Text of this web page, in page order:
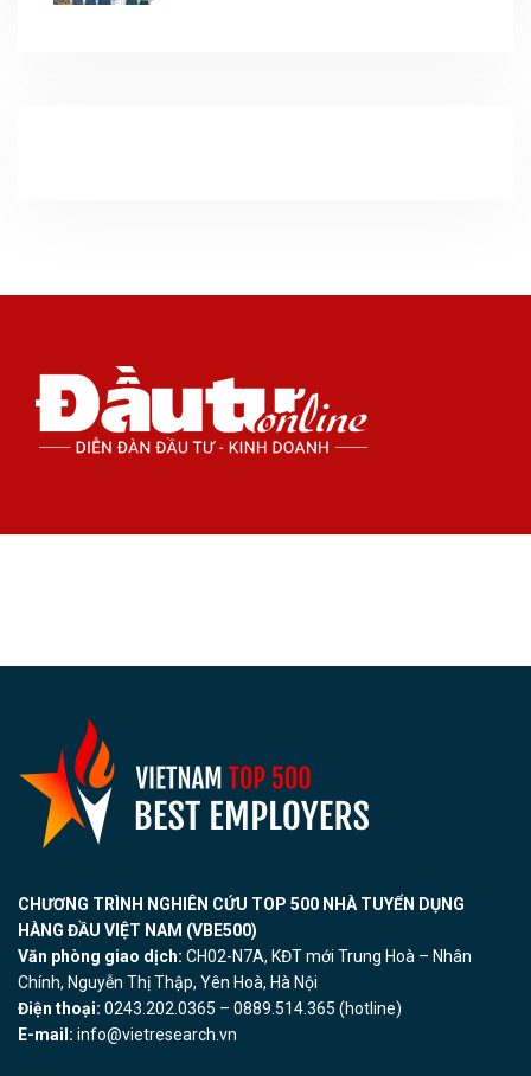
CHƯƠNG TRÌNH NGHIÊN CỨU TOP 500 NHÀ TUYỂN DỤNG
HÀNG ĐẦU VIỆT NAM (VBE500)
Văn phòng giao dịch: CH02-N7A, KĐT mới Trung Hoà – Nhân
Chính, Nguyễn Thị Thập, Yên Hoà, Hà Nội
Điện thoại: 0243.202.0365 – 0889.514.365 (hotline)
E-mail: info@vietresearch.vn